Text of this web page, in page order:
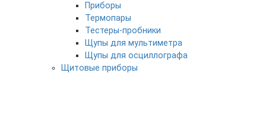
Приборы
Термопары
Тестеры-пробники
Щупы для мультиметра
Щупы для осциллографа
Щитовые приборы